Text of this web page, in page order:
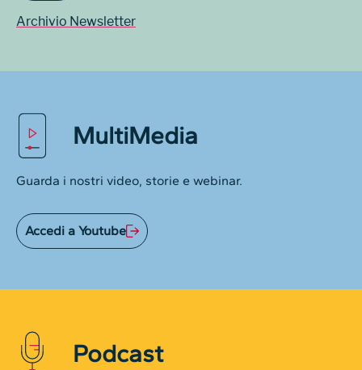
Archivio Newsletter
MultiMedia
Guarda i nostri video, storie e webinar.
Accedi a Youtube
Podcast